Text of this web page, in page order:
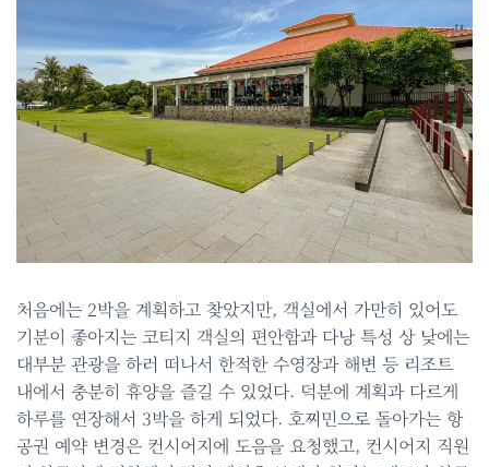
처음에는 2박을 계획하고 찾았지만, 객실에서 가만히 있어도
기분이 좋아지는 코티지 객실의 편안함과 다낭 특성 상 낮에는
대부분 관광을 하러 떠나서 한적한 수영장과 해변 등 리조트
내에서 충분히 휴양을 즐길 수 있었다. 덕분에 계획과 다르게
하루를 연장해서 3박을 하게 되었다. 호찌민으로 돌아가는 항
공권 예약 변경은 컨시어지에 도음을 요청했고, 컨시어지 직원